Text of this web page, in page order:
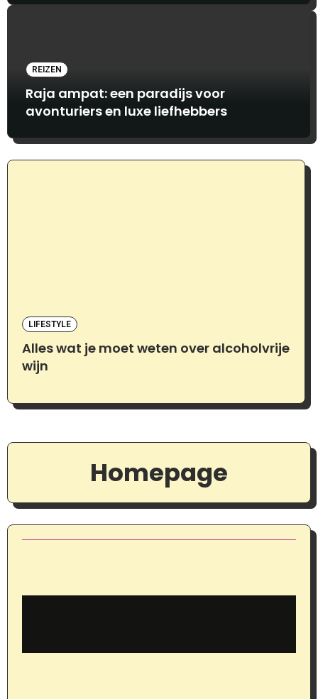
REIZEN
Raja ampat: een paradijs voor
avonturiers en luxe liefhebbers
LIFESTYLE
Alles wat je moet weten over alcoholvrije
wijn
Homepage